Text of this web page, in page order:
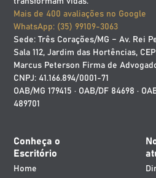
Mais de 400 avaliações no Google
WhatsApp: (35) 99109-3063
Sede: Três Corações/MG – Av. Rei
Sala 112, Jardim das Hortências,
Marcus Peterson Firma de
CNPJ: 41.166.894/0001-71
OAB/MG 179415 · OAB/DF 84698 ·
489701
Conheça o
Escritório
Home